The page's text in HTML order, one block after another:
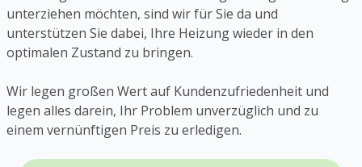
unterziehen möchten, sind wir für Sie da und
unterstützen Sie dabei, Ihre Heizung wieder in den
optimalen Zustand zu bringen.
Wir legen großen Wert auf Kundenzufriedenheit und
legen alles darein, Ihr Problem unverzüglich und zu
einem vernünftigen Preis zu erledigen.